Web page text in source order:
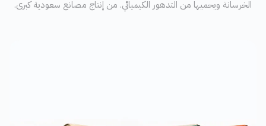
الخرسانة ويحميها من التدهور الكيميائي. من إنتاج مصانع سعودية كبرى.